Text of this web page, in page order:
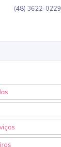
(48) 3622-0229